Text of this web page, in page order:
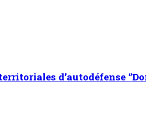
d’autodéfense